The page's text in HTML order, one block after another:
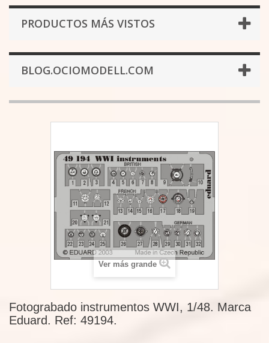
PRODUCTOS MÁS VISTOS
BLOG.OCIOMODELL.COM
Ver más grande
Fotograbado instrumentos WWI, 1/48. Marca
Eduard. Ref: 49194.